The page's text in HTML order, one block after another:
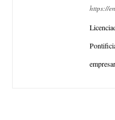
https://